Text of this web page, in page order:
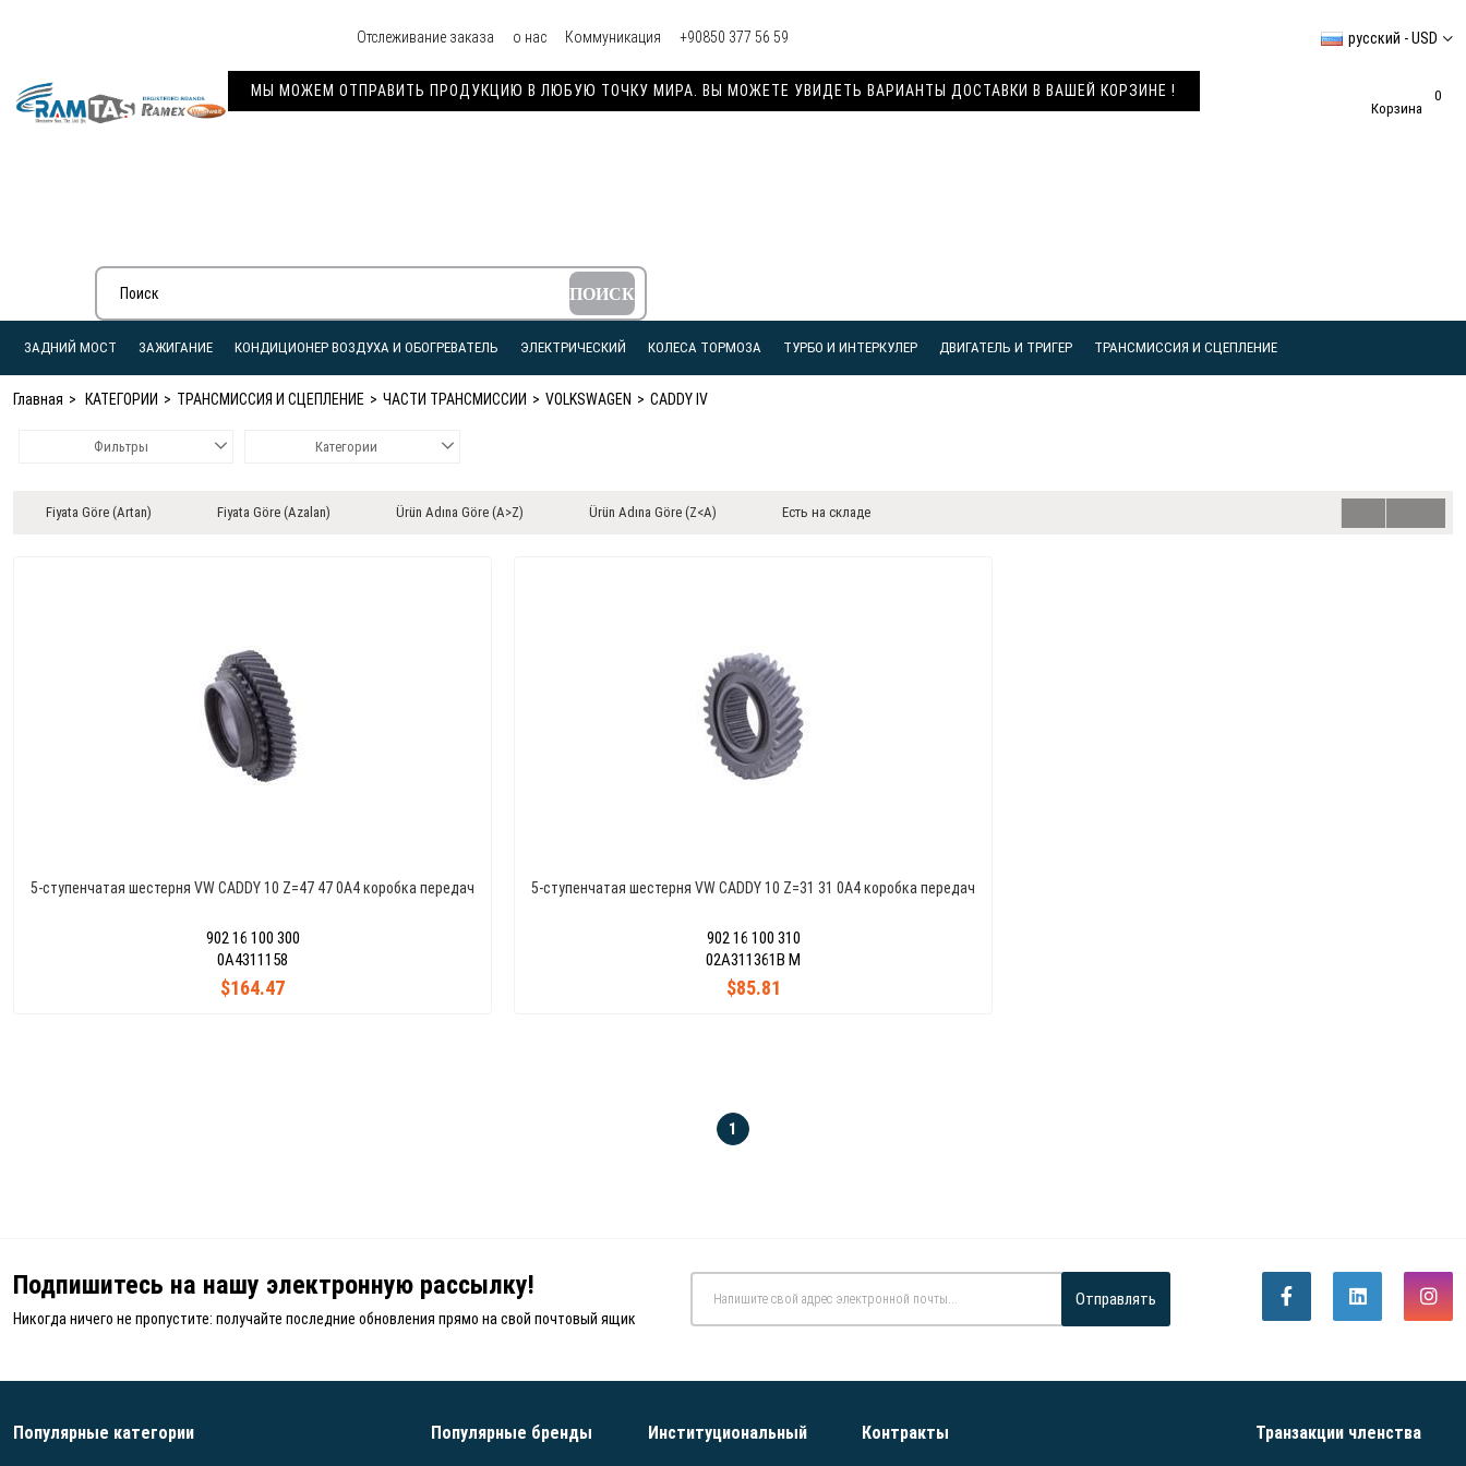
Отслеживание заказа о нас Коммуникация +90850 377 56 59
МЫ МОЖЕМ ОТПРАВИТЬ ПРОДУКЦИЮ В ЛЮБУЮ ТОЧКУ МИРА. ВЫ МОЖЕТЕ УВИДЕТЬ ВАРИАНТЫ ДОСТАВКИ В ВАШЕЙ КОРЗИНЕ !
русский - USD
Корзина
0
ЗАДНИЙ МОСТ ЗАЖИГАНИЕ КОНДИЦИОНЕР ВОЗДУХА И ОБОГРЕВАТЕЛЬ ЭЛЕКТРИЧЕСКИЙ КОЛЕСА ТОРМОЗА ТУРБО И ИНТЕРКУЛЕР ДВИГАТЕЛЬ И ТРИГЕР ТРАНСМИССИЯ И СЦЕПЛЕНИЕ
Главная КАТЕГОРИИ ТРАНСМИССИЯ И СЦЕПЛЕНИЕ ЧАСТИ ТРАНСМИССИИ VOLKSWAGEN CADDY IV
Фильтры Категории
Fiyata Göre (Artan) Fiyata Göre (Azalan) Ürün Adına Göre (A>Z) Ürün Adına Göre (Z<A) Есть на складе
5-ступенчатая шестерня VW CADDY 10 Z=47 47 0A4 коробка передач
902 16 100 300
$164.47
0A4311158
5-ступенчатая шестерня VW CADDY 10 Z=31 31 0A4 коробка передач
902 16 100 310
$85.81
02A311361B M
1
Подпишитесь на нашу электронную рассылку!
Никогда ничего не пропустите: получайте последние обновления прямо на свой почтовый ящик
Отправлять
Популярные категории Популярные бренды Институциональный Контракты Транзакции членства